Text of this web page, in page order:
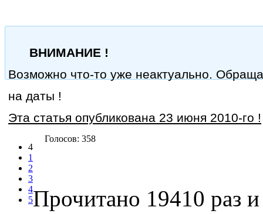
ВНИМАНИЕ !
Возможно что-то уже неактуально.
на даты !
Эта статья опубликована 23 июня 2010-го !
4
1
2
3
4
5
Голосов: 358
Прочитано 19410 раз